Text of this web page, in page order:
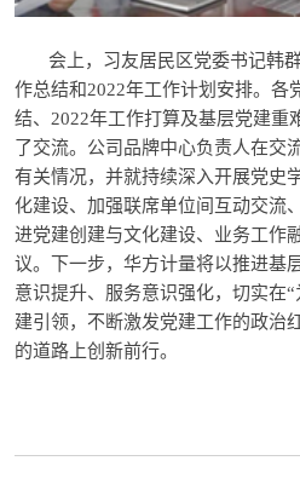
会上，习友居民区党委书记韩群
作总结和2022年工作计划安排。各
结、2022年工作打算及基层党建重
了交流。公司品牌中心负责人在交
有关情况，并就持续深入开展党史
化建设、加强联席单位间互动交流
进党建创建与文化建设、业务工作
议。下一步，华方计量将以推进基
意识提升、服务意识强化，切实在
建引领，不断激发党建工作的政治
的道路上创新前行。